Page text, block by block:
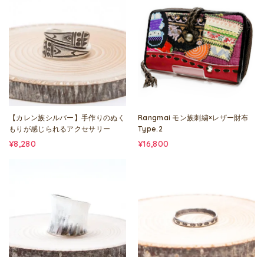
【カレン族シルバー】手作りのぬく
もりが感じられるアクセサリー
¥8,280
Rangmai モン族刺繍×レザー財布
Type.2
¥16,800